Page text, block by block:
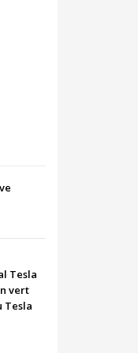
Tesla
vert
Tesla